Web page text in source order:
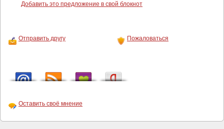
Добавить это предложение в свой блокнот
Отправить другу Пожаловаться
Оставить своё мнение